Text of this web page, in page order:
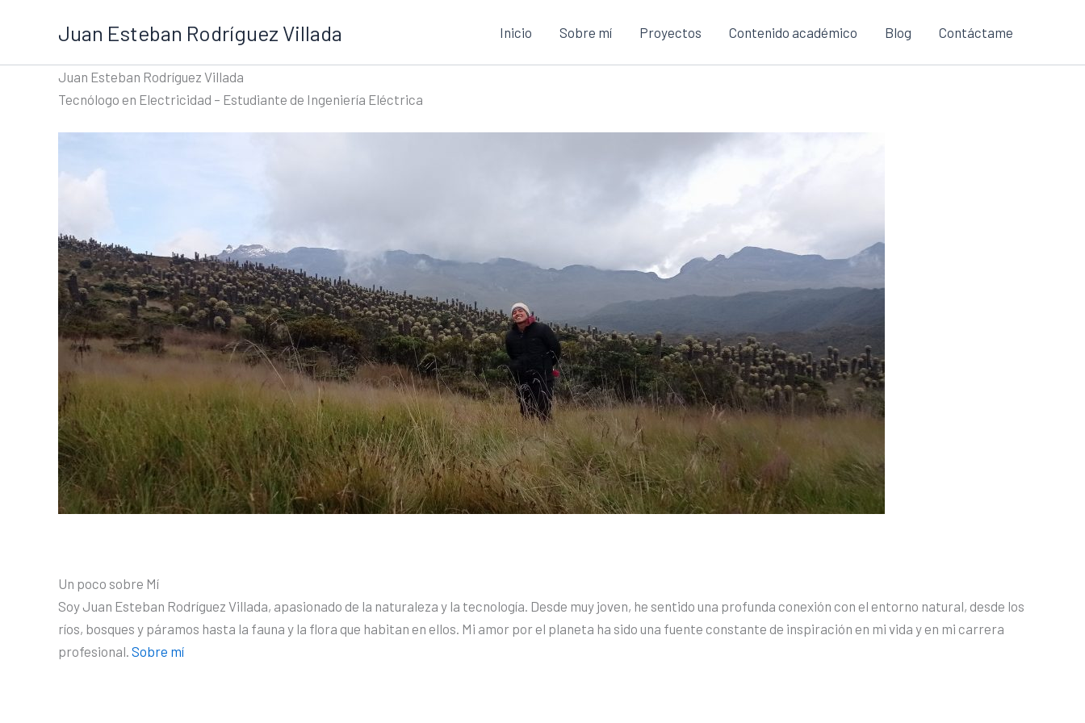
Juan Esteban Rodríguez Villada Inicio Sobre mí Proyectos Contenido académico Blog Contáctame
Juan Esteban Rodríguez Villada
Tecnólogo en Electricidad – Estudiante de Ingeniería Eléctrica
Un poco sobre Mí
Soy Juan Esteban Rodríguez Villada, apasionado de la naturaleza y la tecnología. Desde muy joven, he sentido una profunda conexión con el entorno natural, desde los
ríos, bosques y páramos hasta la fauna y la flora que habitan en ellos. Mi amor por el planeta ha sido una fuente constante de inspiración en mi vida y en mi carrera
profesional. Sobre mí